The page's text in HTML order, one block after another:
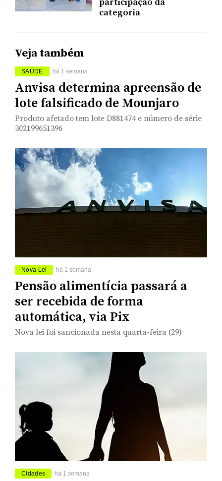
categoria
Veja também
SAÚDE há 1 semana
Anvisa determina apreensão de
lote falsificado de Mounjaro
Produto afetado tem lote D881474 e número de série
302199651396
Nova Lei há 1 semana
Pensão alimentícia passará a
ser recebida de forma
automática, via Pix
Nova lei foi sancionada nesta quarta-feira (29)
Cidades há 1 semana